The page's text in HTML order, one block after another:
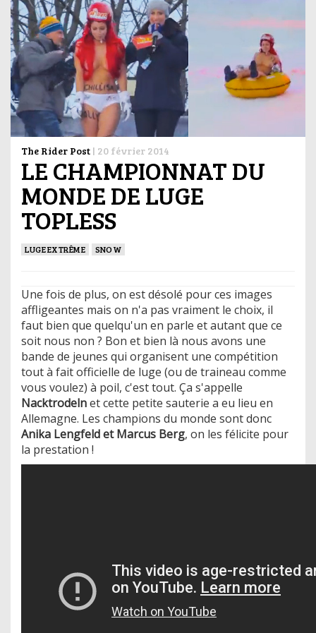
The Rider Post | 20 février 2014
LE CHAMPIONNAT DU
MONDE DE LUGE
TOPLESS
LUGE EXTRÊME SNOW
Une fois de plus, on est désolé pour ces images
affligeantes mais on n'a pas vraiment le choix, il
faut bien que quelqu'un en parle et autant que ce
soit nous non ? Bon et bien là nous avons une
bande de jeunes qui organisent une compétition
tout à fait officielle de luge (ou de traineau comme
vous voulez) à poil, c'est tout. Ça s'appelle
Nacktrodelnet cette petite sauterie a eu lieu en
Allemagne. Les champions du monde sont donc
Anika Lengfeld et Marcus Berg, on les félicite pour
la prestation !